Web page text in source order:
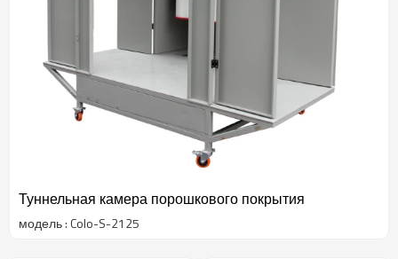
Туннельная камера порошкового покрытия
модель : Colo-S-2125